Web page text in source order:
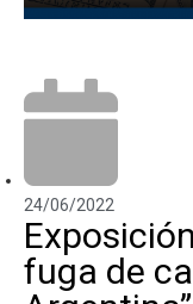
24/06/2022
fuga de